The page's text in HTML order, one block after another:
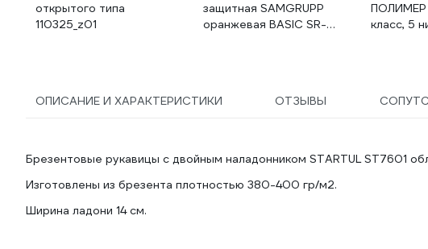
открытого типа
110325_z01
защитная SAMGRUPP
оранжевая BASIC SR-
ПОЛИМЕР
класс, 5
ОПИСАНИЕ И ХАРАКТЕРИСТИКИ ОТЗЫВЫ
Брезентовые рукавицы с двойным наладонником STARTUL ST7601
Изготовлены из брезента плотностью 380-400 гр/м2.
Ширина ладони 14 см.